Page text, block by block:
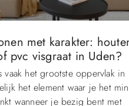
met karakter:
pvc visgraat in Uden?
vaak het grootste oppervlak in
het element waar je het
wanneer je bezig bent met